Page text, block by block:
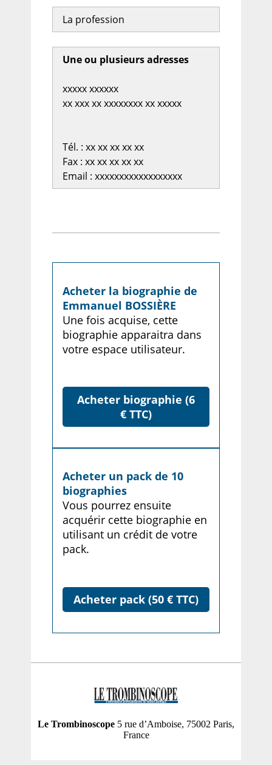
La profession
Une ou plusieurs adresses
xxxxx xxxxxx
xx xxx xx xxxxxxxx xx xxxxx
Tél. : xx xx xx xx xx
Fax : xx xx xx xx xx
Email : xxxxxxxxxxxxxxxxxx
Acheter la biographie de
Emmanuel BOSSIÈRE
Une fois acquise, cette
biographie apparaitra dans
votre espace utilisateur.
Acheter biographie (6
€ TTC)
Acheter un pack de 10
biographies
Vous pourrez ensuite
acquérir cette biographie en
utilisant un crédit de votre
pack.
Acheter pack (50 € TTC)
Le Trombinoscope 5 rue d’Amboise, 75002 Paris,
France